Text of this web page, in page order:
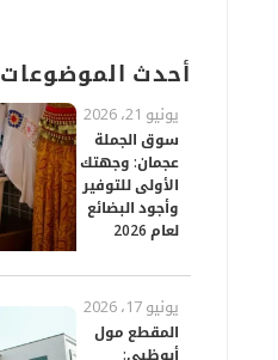
أحدث الموضوعات
سوق الجملة
عجمان: وجهتك
الأولى للتوفير
وأجود البضائع
لعام 2026
يونيو 21، 2026
المقطع مول
أبوظبي:
يونيو 17، 2026